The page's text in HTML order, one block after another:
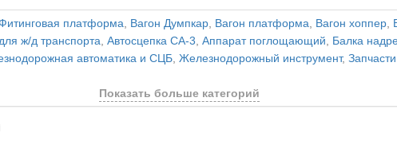
платформа, Вагон Думпкар, Вагон платформа, Вагон хоппер,
ж/д транспорта, Автосцепка СА-3, Аппарат поглощающий, Балка
автоматика и СЦБ, Железнодорожный инструмент,
Показать больше категорий